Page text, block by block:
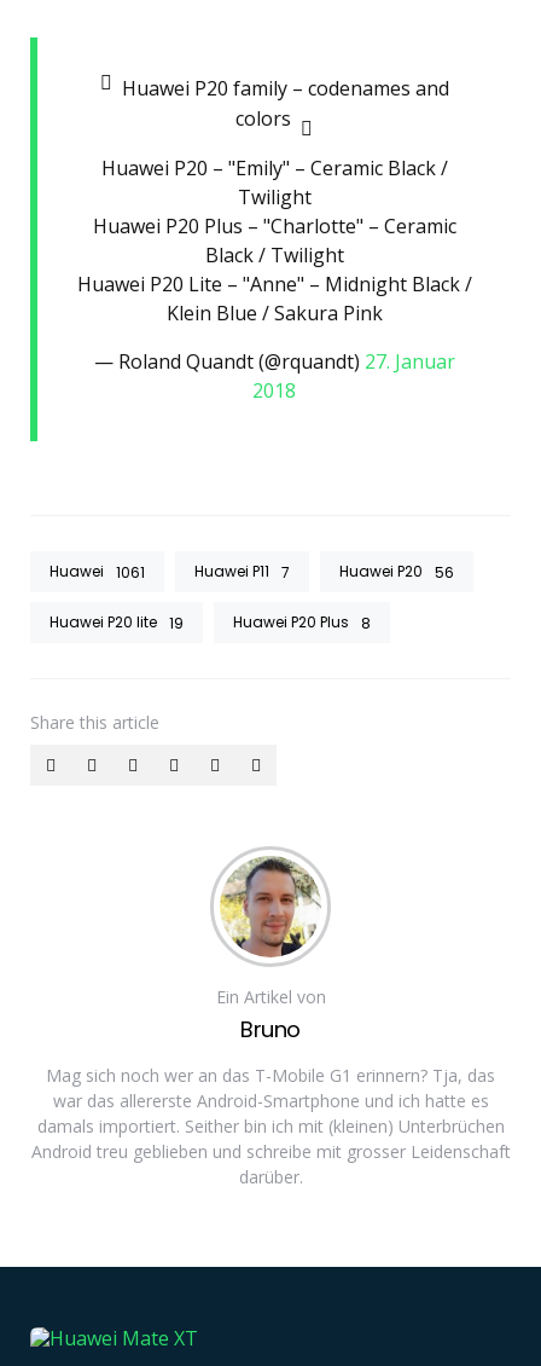
Huawei P20 family – codenames and
colors
Huawei P20 – "Emily" – Ceramic Black /
Twilight
Huawei P20 Plus – "Charlotte" – Ceramic
Black / Twilight
Huawei P20 Lite – "Anne" – Midnight Black /
Klein Blue / Sakura Pink
— Roland Quandt (@rquandt) 27. Januar
2018
Huawei 1061 Huawei P11 7 Huawei P20 56
Huawei P20 lite 19 Huawei P20 Plus 8
Share this article
Ein Artikel von
Bruno
Mag sich noch wer an das T-Mobile G1 erinnern? Tja, das
war das allererste Android-Smartphone und ich hatte es
damals importiert. Seither bin ich mit (kleinen) Unterbrüchen
Android treu geblieben und schreibe mit grosser Leidenschaft
darüber.